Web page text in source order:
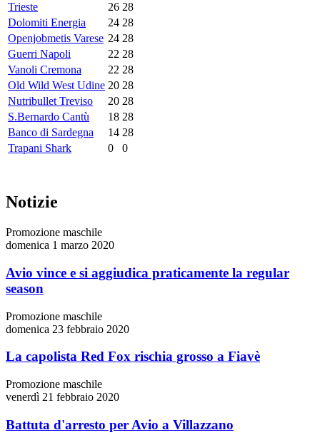
Trieste
26 28
Dolomiti Energia
24 28
Openjobmetis Varese 24 28
Guerri Napoli
22 28
Vanoli Cremona
22 28
Old Wild West Udine 20 28
Nutribullet Treviso
20 28
S.Bernardo Cantù
18 28
Banco di Sardegna
14 28
Trapani Shark
0 0
Notizie
Promozione maschile
domenica 1 marzo 2020
Avio vince e si aggiudica praticamente la regular
season
Promozione maschile
domenica 23 febbraio 2020
La capolista Red Fox rischia grosso a Fiavè
Promozione maschile
venerdì 21 febbraio 2020
Battuta d'arresto per Avio a Villazzano